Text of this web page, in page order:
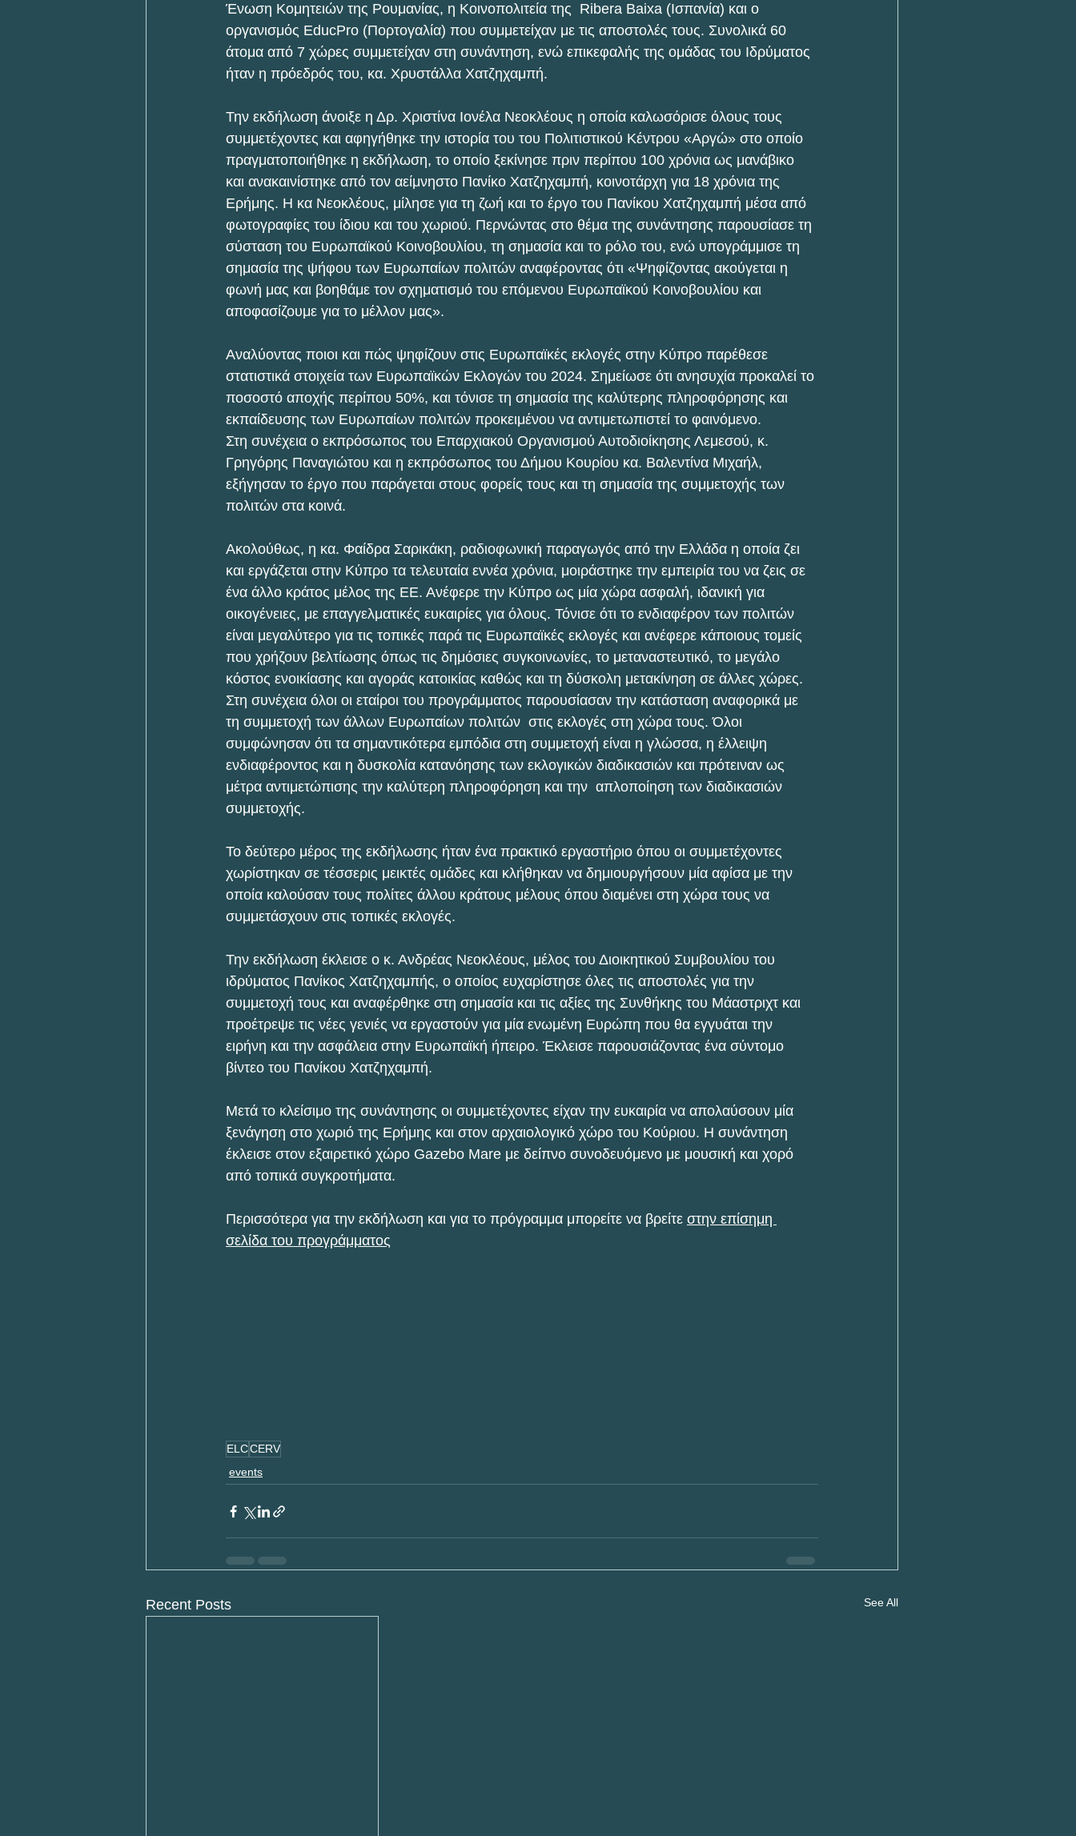
Ένωση Κομητειών της Ρουμανίας, η Κοινοπολιτεία της  Ribera Baixa (Ισπανία) και ο
οργανισμός EducPro (Πορτογαλία) που συμμετείχαν με τις αποστολές τους. Συνολικά 60
άτομα από 7 χώρες συμμετείχαν στη συνάντηση, ενώ επικεφαλής της ομάδας του Ιδρύματος
ήταν η πρόεδρός του, κα. Χρυστάλλα Χατζηχαμπή.
Την εκδήλωση άνοιξε η Δρ. Χριστίνα Ιονέλα Νεοκλέους η οποία καλωσόρισε όλους τους
συμμετέχοντες και αφηγήθηκε την ιστορία του του Πολιτιστικού Κέντρου «Αργώ» στο οποίο
πραγματοποιήθηκε η εκδήλωση, το οποίο ξεκίνησε πριν περίπου 100 χρόνια ως μανάβικο
και ανακαινίστηκε από τον αείμνηστο Πανίκο Χατζηχαμπή, κοινοτάρχη για 18 χρόνια της
Ερήμης. Η κα Νεοκλέους, μίλησε για τη ζωή και το έργο του Πανίκου Χατζηχαμπή μέσα από
φωτογραφίες του ίδιου και του χωριού. Περνώντας στο θέμα της συνάντησης παρουσίασε τη
σύσταση του Ευρωπαϊκού Κοινοβουλίου, τη σημασία και το ρόλο του, ενώ υπογράμμισε τη
σημασία της ψήφου των Ευρωπαίων πολιτών αναφέροντας ότι «Ψηφίζοντας ακούγεται η
φωνή μας και βοηθάμε τον σχηματισμό του επόμενου Ευρωπαϊκού Κοινοβουλίου και
αποφασίζουμε για το μέλλον μας».
Αναλύοντας ποιοι και πώς ψηφίζουν στις Ευρωπαϊκές εκλογές στην Κύπρο παρέθεσε
στατιστικά στοιχεία των Ευρωπαϊκών Εκλογών του 2024. Σημείωσε ότι ανησυχία προκαλεί το
ποσοστό αποχής περίπου 50%, και τόνισε τη σημασία της καλύτερης πληροφόρησης και
εκπαίδευσης των Ευρωπαίων πολιτών προκειμένου να αντιμετωπιστεί το φαινόμενο.
Στη συνέχεια ο εκπρόσωπος του Επαρχιακού Οργανισμού Αυτοδιοίκησης Λεμεσού, κ.
Γρηγόρης Παναγιώτου και η εκπρόσωπος του Δήμου Κουρίου κα. Βαλεντίνα Μιχαήλ,
εξήγησαν το έργο που παράγεται στους φορείς τους και τη σημασία της συμμετοχής των
πολιτών στα κοινά.
Ακολούθως, η κα. Φαίδρα Σαρικάκη, ραδιοφωνική παραγωγός από την Ελλάδα η οποία ζει
και εργάζεται στην Κύπρο τα τελευταία εννέα χρόνια, μοιράστηκε την εμπειρία του να ζεις σε
ένα άλλο κράτος μέλος της ΕΕ. Ανέφερε την Κύπρο ως μία χώρα ασφαλή, ιδανική για
οικογένειες, με επαγγελματικές ευκαιρίες για όλους. Τόνισε ότι το ενδιαφέρον των πολιτών
είναι μεγαλύτερο για τις τοπικές παρά τις Ευρωπαϊκές εκλογές και ανέφερε κάποιους τομείς
που χρήζουν βελτίωσης όπως τις δημόσιες συγκοινωνίες, το μεταναστευτικό, το μεγάλο
κόστος ενοικίασης και αγοράς κατοικίας καθώς και τη δύσκολη μετακίνηση σε άλλες χώρες.
Στη συνέχεια όλοι οι εταίροι του προγράμματος παρουσίασαν την κατάσταση αναφορικά με
τη συμμετοχή των άλλων Ευρωπαίων πολιτών  στις εκλογές στη χώρα τους. Όλοι
συμφώνησαν ότι τα σημαντικότερα εμπόδια στη συμμετοχή είναι η γλώσσα, η έλλειψη
ενδιαφέροντος και η δυσκολία κατανόησης των εκλογικών διαδικασιών και πρότειναν ως
μέτρα αντιμετώπισης την καλύτερη πληροφόρηση και την  απλοποίηση των διαδικασιών
συμμετοχής.
Το δεύτερο μέρος της εκδήλωσης ήταν ένα πρακτικό εργαστήριο όπου οι συμμετέχοντες
χωρίστηκαν σε τέσσερις μεικτές ομάδες και κλήθηκαν να δημιουργήσουν μία αφίσα με την
οποία καλούσαν τους πολίτες άλλου κράτους μέλους όπου διαμένει στη χώρα τους να
συμμετάσχουν στις τοπικές εκλογές.
Την εκδήλωση έκλεισε ο κ. Ανδρέας Νεοκλέους, μέλος του Διοικητικού Συμβουλίου του
ιδρύματος Πανίκος Χατζηχαμπής, ο οποίος ευχαρίστησε όλες τις αποστολές για την
συμμετοχή τους και αναφέρθηκε στη σημασία και τις αξίες της Συνθήκης του Μάαστριχτ και
προέτρεψε τις νέες γενιές να εργαστούν για μία ενωμένη Ευρώπη που θα εγγυάται την
ειρήνη και την ασφάλεια στην Ευρωπαϊκή ήπειρο. Έκλεισε παρουσιάζοντας ένα σύντομο
βίντεο του Πανίκου Χατζηχαμπή.
Μετά το κλείσιμο της συνάντησης οι συμμετέχοντες είχαν την ευκαιρία να απολαύσουν μία
ξενάγηση στο χωριό της Ερήμης και στον αρχαιολογικό χώρο του Κούριου. Η συνάντηση
έκλεισε στον εξαιρετικό χώρο Gazebo Mare με δείπνο συνοδευόμενο με μουσική και χορό
από τοπικά συγκροτήματα.
Περισσότερα για την εκδήλωση και για το πρόγραμμα μπορείτε να βρείτε στην επίσημη
σελίδα του προγράμματος
ELCCERV
events
Recent Posts See All